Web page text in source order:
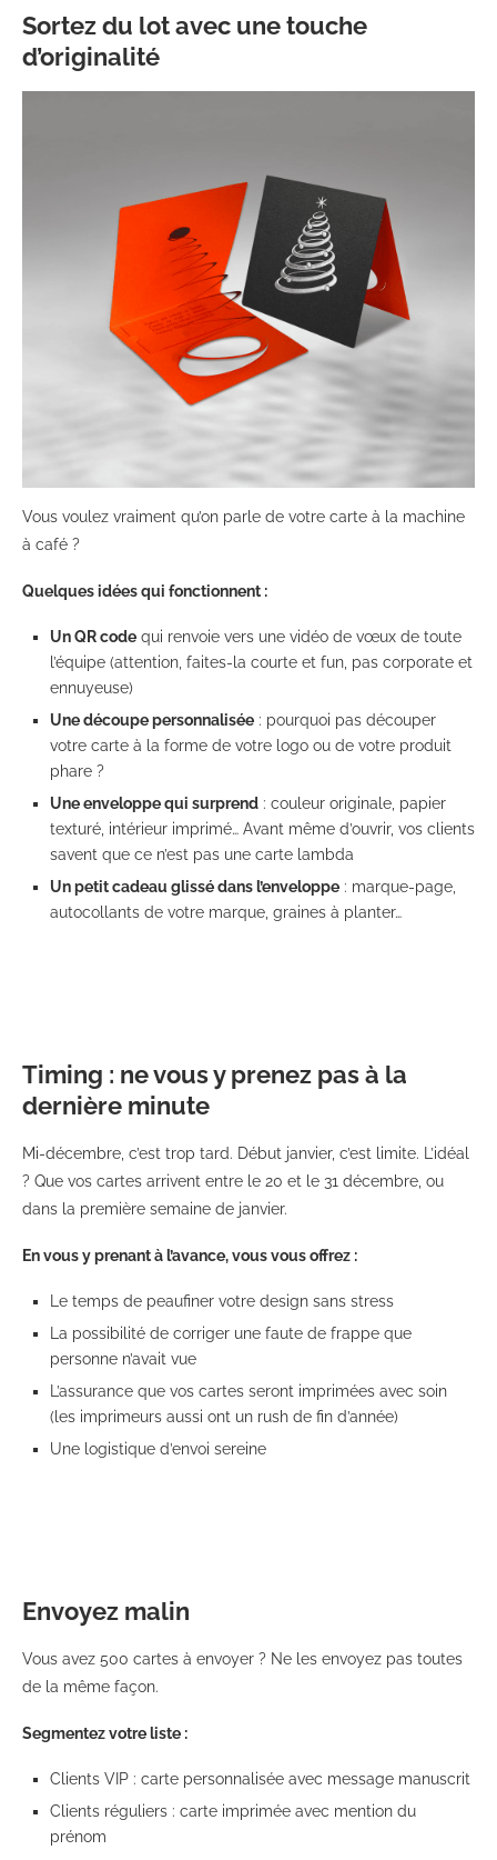
Sortez du lot avec une touche
d’originalité
Vous voulez vraiment qu’on parle de votre carte à la machine
à café ?
Quelques idées qui fonctionnent :
Un QR code qui renvoie vers une vidéo de vœux de toute
l’équipe (attention, faites-la courte et fun, pas corporate et
ennuyeuse)
Une découpe personnalisée : pourquoi pas découper
votre carte à la forme de votre logo ou de votre produit
phare ?
Une enveloppe qui surprend : couleur originale, papier
texturé, intérieur imprimé… Avant même d’ouvrir, vos clients
savent que ce n’est pas une carte lambda
Un petit cadeau glissé dans l’enveloppe : marque-page,
autocollants de votre marque, graines à planter…
Timing : ne vous y prenez pas à la
dernière minute
Mi-décembre, c’est trop tard. Début janvier, c’est limite. L’idéal
? Que vos cartes arrivent entre le 20 et le 31 décembre, ou
dans la première semaine de janvier.
En vous y prenant à l’avance, vous vous offrez :
Le temps de peaufiner votre design sans stress
La possibilité de corriger une faute de frappe que
personne n’avait vue
L’assurance que vos cartes seront imprimées avec soin
(les imprimeurs aussi ont un rush de fin d’année)
Une logistique d’envoi sereine
Envoyez malin
Vous avez 500 cartes à envoyer ? Ne les envoyez pas toutes
de la même façon.
Segmentez votre liste :
Clients VIP : carte personnalisée avec message manuscrit
Clients réguliers : carte imprimée avec mention du
prénom